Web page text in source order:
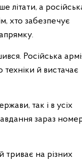
літати, а
хто забезпечує
Російська
й вистачає
так і в усіх
зараз
на різних